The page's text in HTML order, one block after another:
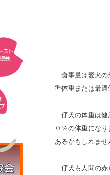
食事量は愛犬の
準体重または最
仔犬の体重は健
０％の体重にな
あるかもしれま
仔犬も人間の赤